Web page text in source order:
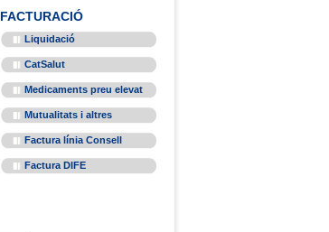
FACTURACIÓ
Liquidació
CatSalut
Medicaments preu elevat
Mutualitats i altres
Factura línia Consell
Factura DIFE